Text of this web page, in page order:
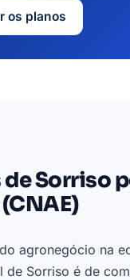
os planos
de Sorriso
agronegócio na
de Sorriso é de